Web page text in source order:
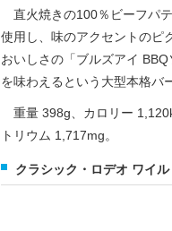
直火焼きの100％ビーフパ
使用し、味のアクセントのピ
おいしさの「ブルズアイ
を味わえるという大型本格バ
重量 398g、カロリー
トリウム 1,717mg。
クラシック・ロデオ ワイ